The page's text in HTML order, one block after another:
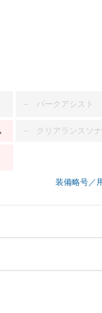
－ パークアシスト
－ クリアランスソ
装備略号／